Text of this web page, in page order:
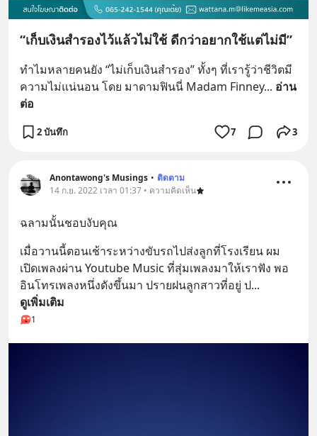
“เก็บเงินสำรองไว้แล้วไม่ใช้ ดีกว่าอยากใช้แต่ไม่มี”
ทำไมหลายคนยัง “ไม่เก็บเงินสำรอง” ทั้งๆ ที่เรารู้ว่าชีวิตมี
ความไม่แน่นอน โดย มาดามฟินนี่ Madam Finney... อ่าน
ต่อ
2 บันทึก 7 3
Anontawong's Musings • ติดตาม
14 ก.ย. 2022 เวลา 01:37 • ความคิดเห็น
ฉลามนั้นชอบงับคุณ
เมื่อวานนี้ตอนเช้าระหว่างขับรถไปส่งลูกที่โรงเรียน ผม
เปิดเพลงผ่าน Youtube Music ที่สุ่มเพลงมาให้เราฟัง พอ
อินโทรเพลงหนึ่งดังขึ้นมา ปรายฝนลูกสาวที่อยู่ ป...
ดูเพิ่มเติม
1